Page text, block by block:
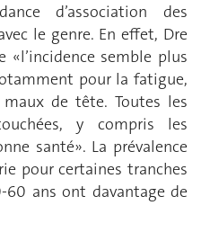
d’association des
le genre. En effet, Dre
«l’incidence semble plus
pour la fatigue,
de tête. Toutes les
y compris les
santé». La prévalence
pour certaines tranches
60 ans ont davantage de